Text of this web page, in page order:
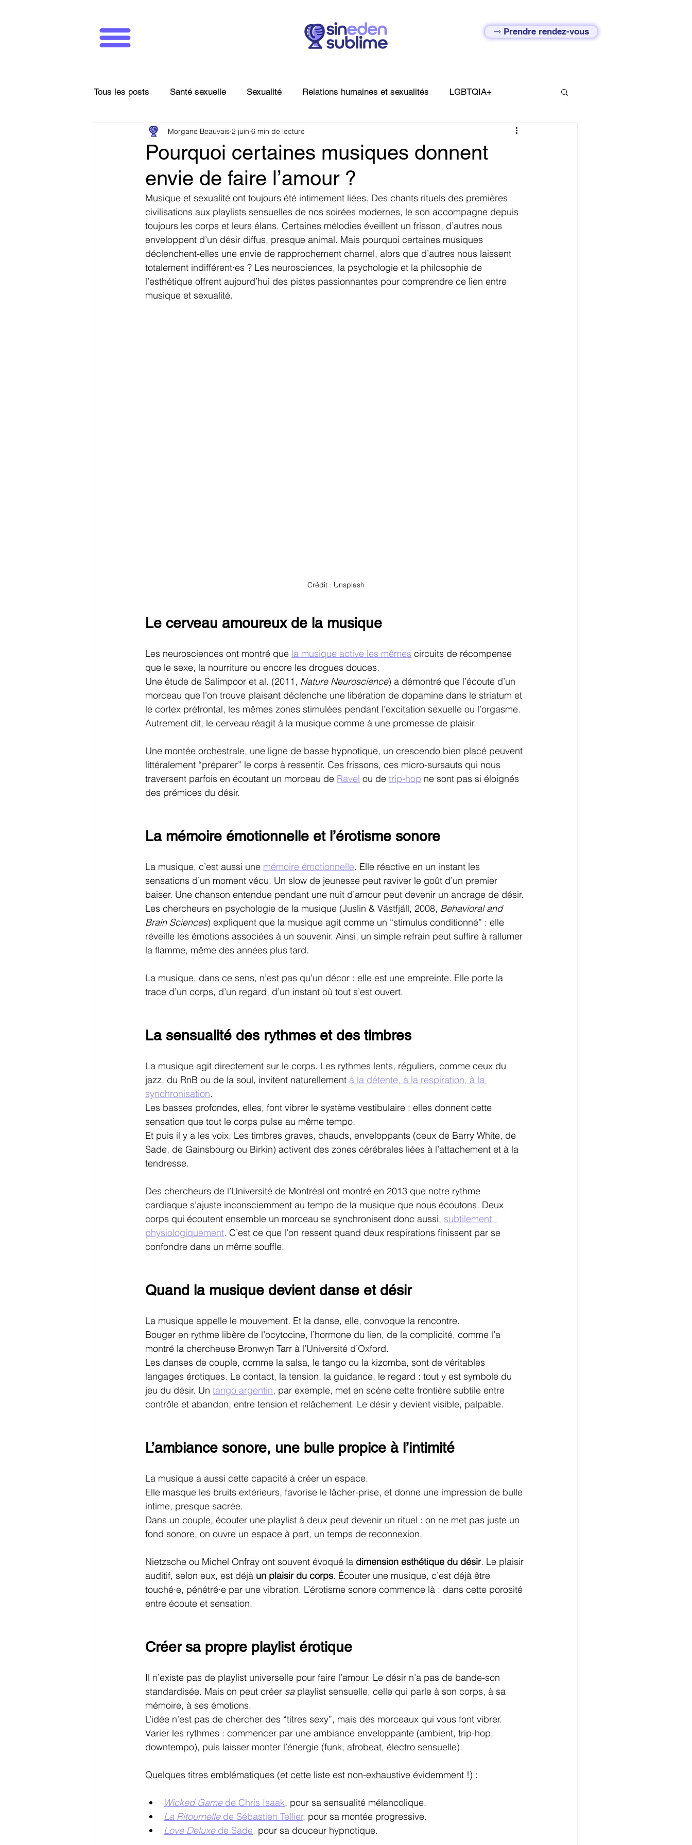
⇾ Prendre rendez-vous
Tous les posts Santé sexuelle Sexualité Relations humaines et sexualités LGBTQIA+
Fétiches / Kink Art queer BDSM Addiction sexuelle
Pourquoi certaines musiques donnent
envie de faire l’amour ?
Morgane Beauvais 2 juin 6 min de lecture
Musique et sexualité ont toujours été intimement liées. Des chants rituels des premières
civilisations aux playlists sensuelles de nos soirées modernes, le son accompagne depuis
toujours les corps et leurs élans. Certaines mélodies éveillent un frisson, d’autres nous
enveloppent d’un désir diffus, presque animal. Mais pourquoi certaines musiques
déclenchent-elles une envie de rapprochement charnel, alors que d’autres nous laissent
totalement indifférent·es ? Les neurosciences, la psychologie et la philosophie de
l’esthétique offrent aujourd’hui des pistes passionnantes pour comprendre ce lien entre
musique et sexualité.
Crédit : Unsplash
Le cerveau amoureux de la musique
Les neurosciences ont montré que la musique active les mêmes circuits de récompense
que le sexe, la nourriture ou encore les drogues douces.
Une étude de Salimpoor et al. (2011, Nature Neuroscience) a démontré que l’écoute d’un
morceau que l’on trouve plaisant déclenche une libération de dopamine dans le striatum et
le cortex préfrontal, les mêmes zones stimulées pendant l’excitation sexuelle ou l’orgasme.
Autrement dit, le cerveau réagit à la musique comme à une promesse de plaisir.
Une montée orchestrale, une ligne de basse hypnotique, un crescendo bien placé peuvent
littéralement “préparer” le corps à ressentir. Ces frissons, ces micro-sursauts qui nous
traversent parfois en écoutant un morceau de Ravel ou de trip-hop ne sont pas si éloignés
des prémices du désir.
La mémoire émotionnelle et l’érotisme sonore
La musique, c’est aussi une mémoire émotionnelle. Elle réactive en un instant les
sensations d’un moment vécu. Un slow de jeunesse peut raviver le goût d’un premier
baiser. Une chanson entendue pendant une nuit d’amour peut devenir un ancrage de désir.
Les chercheurs en psychologie de la musique (Juslin & Västfjäll, 2008, Behavioral and
Brain Sciences) expliquent que la musique agit comme un “stimulus conditionné” : elle
réveille les émotions associées à un souvenir. Ainsi, un simple refrain peut suffire à rallumer
la flamme, même des années plus tard.
La musique, dans ce sens, n’est pas qu’un décor : elle est une empreinte. Elle porte la
trace d’un corps, d’un regard, d’un instant où tout s’est ouvert.
La sensualité des rythmes et des timbres
La musique agit directement sur le corps. Les rythmes lents, réguliers, comme ceux du
jazz, du RnB ou de la soul, invitent naturellement à la détente, à la respiration, à la
synchronisation.
Les basses profondes, elles, font vibrer le système vestibulaire : elles donnent cette
sensation que tout le corps pulse au même tempo.
Et puis il y a les voix. Les timbres graves, chauds, enveloppants (ceux de Barry White, de
Sade, de Gainsbourg ou Birkin) activent des zones cérébrales liées à l’attachement et à la
tendresse.
Des chercheurs de l’Université de Montréal ont montré en 2013 que notre rythme
cardiaque s’ajuste inconsciemment au tempo de la musique que nous écoutons. Deux
corps qui écoutent ensemble un morceau se synchronisent donc aussi, subtilement,
physiologiquement. C’est ce que l’on ressent quand deux respirations finissent par se
confondre dans un même souffle.
Quand la musique devient danse et désir
La musique appelle le mouvement. Et la danse, elle, convoque la rencontre.
Bouger en rythme libère de l’ocytocine, l’hormone du lien, de la complicité, comme l’a
montré la chercheuse Bronwyn Tarr à l’Université d’Oxford.
Les danses de couple, comme la salsa, le tango ou la kizomba, sont de véritables
langages érotiques. Le contact, la tension, la guidance, le regard : tout y est symbole du
jeu du désir. Un tango argentin, par exemple, met en scène cette frontière subtile entre
contrôle et abandon, entre tension et relâchement. Le désir y devient visible, palpable.
L’ambiance sonore, une bulle propice à l’intimité
La musique a aussi cette capacité à créer un espace.
Elle masque les bruits extérieurs, favorise le lâcher-prise, et donne une impression de bulle
intime, presque sacrée.
Dans un couple, écouter une playlist à deux peut devenir un rituel : on ne met pas juste un
fond sonore, on ouvre un espace à part, un temps de reconnexion.
Nietzsche ou Michel Onfray ont souvent évoqué la dimension esthétique du désir. Le plaisir
auditif, selon eux, est déjà un plaisir du corps. Écouter une musique, c’est déjà être
touché·e, pénétré·e par une vibration. L’érotisme sonore commence là : dans cette porosité
entre écoute et sensation.
Créer sa propre playlist érotique
Il n’existe pas de playlist universelle pour faire l’amour. Le désir n’a pas de bande-son
standardisée. Mais on peut créer sa playlist sensuelle, celle qui parle à son corps, à sa
mémoire, à ses émotions.
L’idée n’est pas de chercher des “titres sexy”, mais des morceaux qui vous font vibrer.
Varier les rythmes : commencer par une ambiance enveloppante (ambient, trip-hop,
downtempo), puis laisser monter l’énergie (funk, afrobeat, électro sensuelle).
Quelques titres emblématiques (et cette liste est non-exhaustive évidemment !) :
Wicked Game de Chris Isaak, pour sa sensualité mélancolique.
La Ritournelle de Sébastien Tellier, pour sa montée progressive.
Love Deluxe de Sade, pour sa douceur hypnotique.